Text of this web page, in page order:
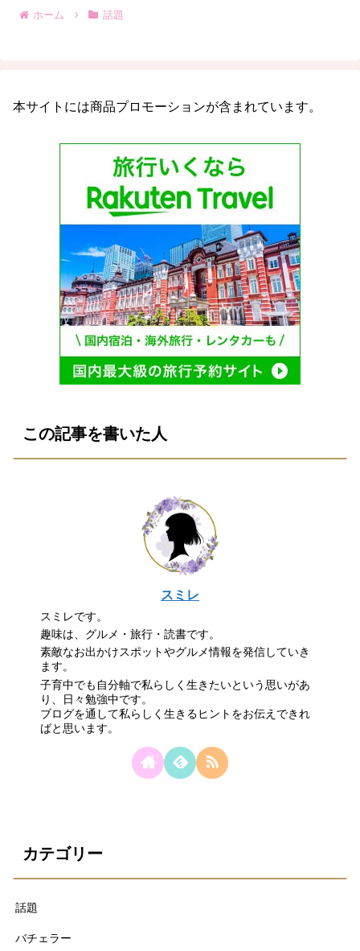
ホーム 話題
本サイトには商品プロモーションが含まれています。
この記事を書いた人
スミレ
スミレです。
趣味は、グルメ・旅行・読書です。
素敵なお出かけスポットやグルメ情報を発信していき
ます。
子育中でも自分軸で私らしく生きたいという思いがあ
り、日々勉強中です。
ブログを通して私らしく生きるヒントをお伝えできれ
ばと思います。
カテゴリー
話題
バチェラー